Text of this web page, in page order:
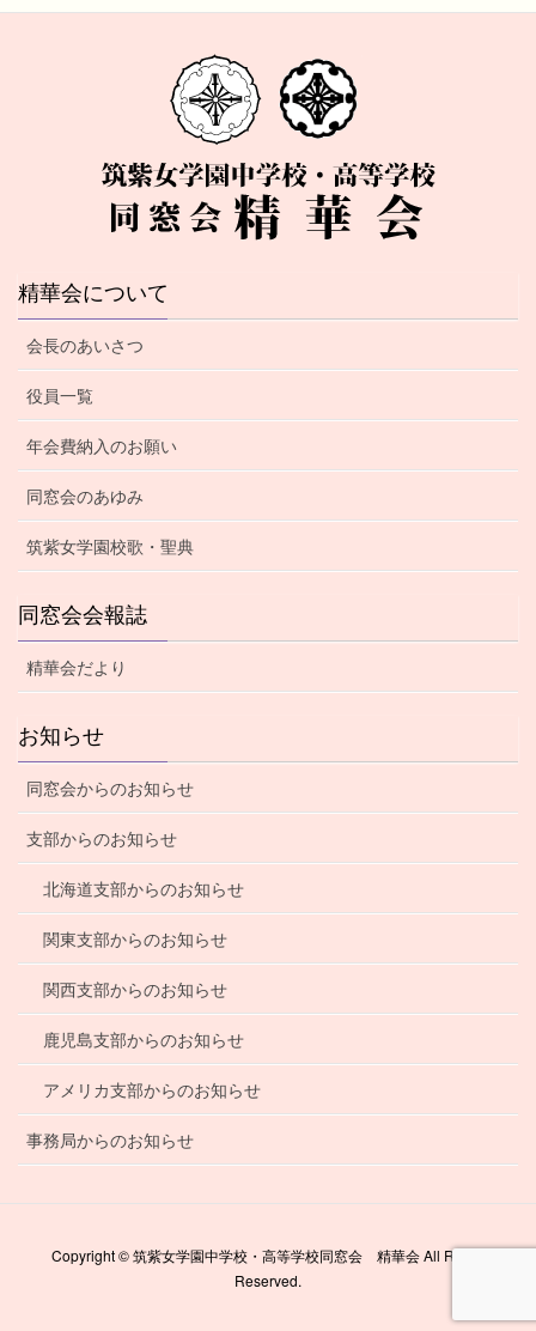
精華会について
会長のあいさつ
役員一覧
年会費納入のお願い
同窓会のあゆみ
筑紫女学園校歌・聖典
同窓会会報誌
精華会だより
お知らせ
同窓会からのお知らせ
支部からのお知らせ
北海道支部からのお知らせ
関東支部からのお知らせ
関西支部からのお知らせ
鹿児島支部からのお知らせ
アメリカ支部からのお知らせ
事務局からのお知らせ
Copyright © 筑紫女学園中学校・高等学校同窓会 精華会 All Rights
Reserved.